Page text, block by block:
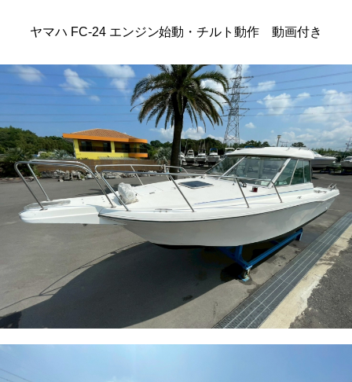
ヤマハ FC-24 エンジン始動・チルト動作 動画付き